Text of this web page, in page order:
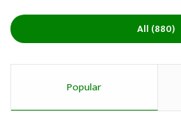
All (880)
Popular